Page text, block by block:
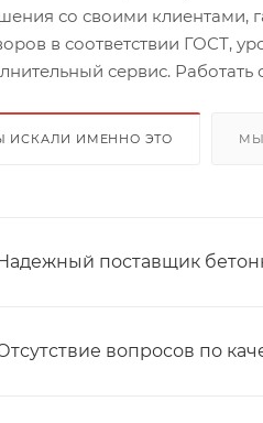
со своими клиентами,
в соответствии ГОСТ,
сервис. Работать
ИСКАЛИ ИМЕННО ЭТО МЫ
поставщик
вопросов по